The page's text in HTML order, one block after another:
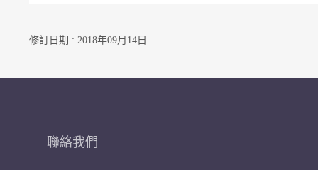
修訂日期 : 2018年09月14日
聯絡我們